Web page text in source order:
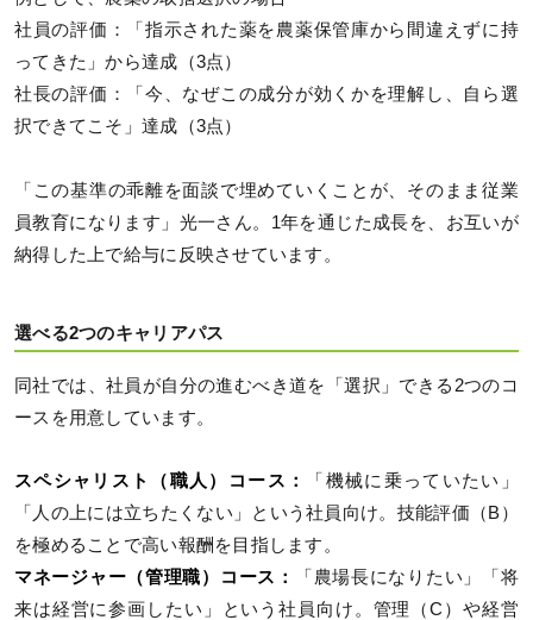
社員の評価：「指示された薬を農薬保管庫から間違えずに持
ってきた」から達成（3点）
社長の評価：「今、なぜこの成分が効くかを理解し、自ら選
択できてこそ」達成（3点）
「この基準の乖離を面談で埋めていくことが、そのまま従業
員教育になります」光一さん。1年を通じた成長を、お互いが
納得した上で給与に反映させています。
選べる2つのキャリアパス
同社では、社員が自分の進むべき道を「選択」できる2つのコ
ースを用意しています。
スペシャリスト（職人）コース：
「機械に乗っていたい」
「人の上には立ちたくない」という社員向け。技能評価（B）
を極めることで高い報酬を目指します。
マネージャー（管理職）コース：
「農場長になりたい」「将
来は経営に参画したい」という社員向け。管理（C）や経営